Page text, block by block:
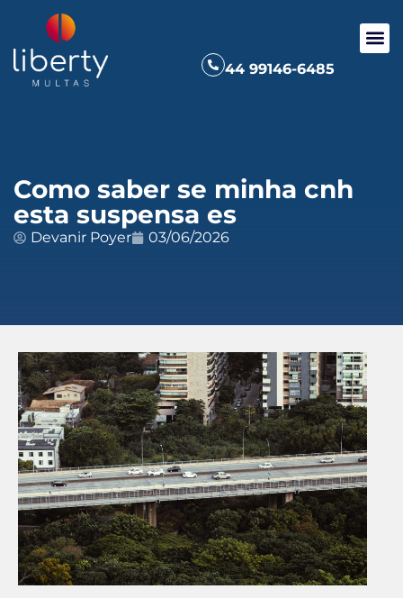
44 99146-6485
Como saber se minha cnh
esta suspensa es
Devanir Poyer 03/06/2026